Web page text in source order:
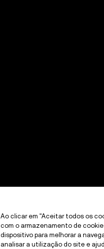
Ao clicar em "Aceitar todos os
com o armazenamento de
dispositivo para melhorar a
analisar a utilização do site e